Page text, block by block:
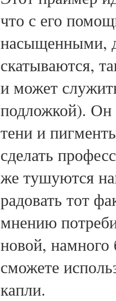
что с его
насыщенными,
скатываются,
и может
подложкой). Он
тени и
сделать
же тушуются
радовать тот
мнению
новой, намного
сможете
капли.